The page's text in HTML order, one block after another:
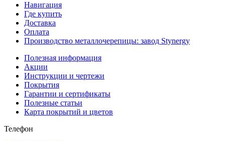
Навигация
Где купить
Доставка
Оплата
Производство металлочерепицы: завод Stynergy
Полезная информация
Акции
Инструкции и чертежи
Покрытия
Гарантии и сертификаты
Полезные статьи
Карта покрытий и цветов
Телефон